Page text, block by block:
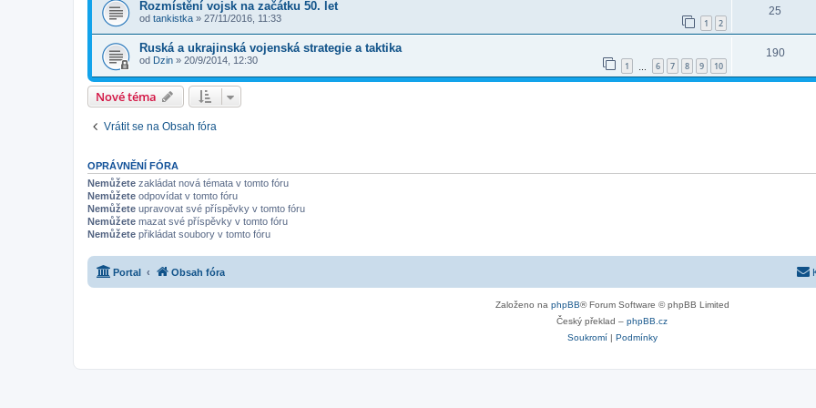
Rozmístění vojsk na začátku 50. let
od tankistka » 27/11/2016, 11:33 1 2
25
Ruská a ukrajinská vojenská strategie a taktika
od Dzin » 20/9/2014, 12:30 1 6 7 8 9 10
190
Nové téma
Vrátit se na Obsah fóra
OPRÁVNĚNÍ FÓRA
Nemůžete zakládat nová témata v tomto fóru
Nemůžete odpovídat v tomto fóru
Nemůžete upravovat své příspěvky v tomto fóru
Nemůžete mazat své příspěvky v tomto fóru
Nemůžete přikládat soubory v tomto fóru
Portal Obsah fóra
Založeno na phpBB® Forum Software © phpBB Limited
Český překlad – phpBB.cz
Soukromí| Podmínky